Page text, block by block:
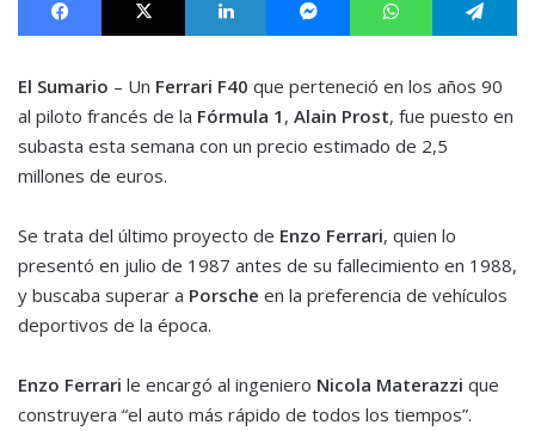
El Sumario – Un Ferrari F40 que perteneció en los años 90
al piloto francés de la Fórmula 1 , Alain Prost, fue puesto en
subasta esta semana con un precio estimado de 2,5
millones de euros.
Se trata del último proyecto de Enzo Ferrari, quien lo
presentó en julio de 1987 antes de su fallecimiento en 1988,
y buscaba superar a Porsche en la preferencia de vehículos
deportivos de la época.
Enzo Ferrari le encargó al ingeniero Nicola Materazzi que
construyera “el auto más rápido de todos los tiempos”.